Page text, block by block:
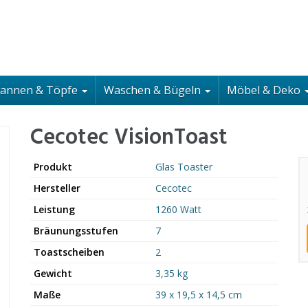
& Töpfe Waschen & Bügeln Möbel & Deko
Cecotec VisionToast
Produkt
Glas Toaster
Hersteller
Cecotec
Leistung
1260 Watt
Bräunungsstufen
7
Toastscheiben
2
Gewicht
3,35 kg
Maße
39 x 19,5 x 14,5 cm